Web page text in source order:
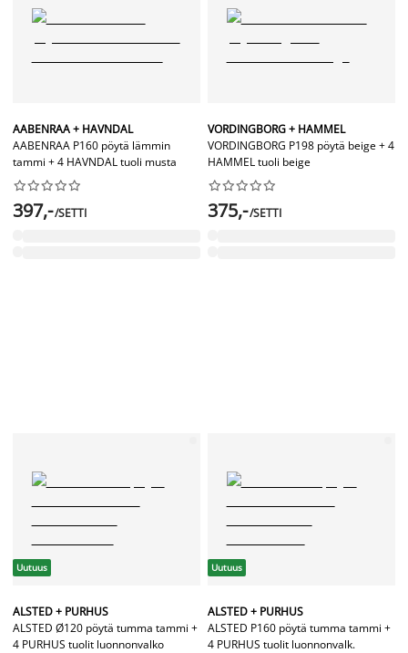
AABENRAA + HAVNDAL
AABENRAA P160 pöytä lämmin
tammi + 4 HAVNDAL tuoli musta






397,-/SETTI
VORDINGBORG + HAMMEL
VORDINGBORG P198 pöytä beige + 4
HAMMEL tuoli beige






375,-/SETTI
Uutuus
ALSTED + PURHUS
ALSTED Ø120 pöytä tumma tammi +
4 PURHUS tuolit luonnonvalko
Uutuus
ALSTED + PURHUS
ALSTED P160 pöytä tumma tammi +
4 PURHUS tuolit luonnonvalk.